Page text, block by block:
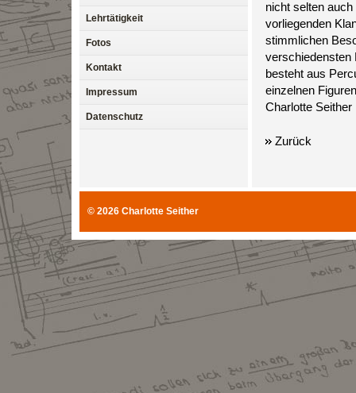
nicht selten
vorliegenden
stimmlichen
verschiedensten
besteht aus
einzelnen
Charlotte Seither
Zurück
Lehrtätigkeit
Fotos
Kontakt
Impressum
Datenschutz
© 2026 Charlotte Seither